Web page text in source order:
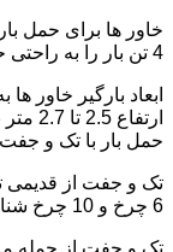
خاور ها برای حمل
4 تن بار را به راحتی حمل میکنند.
ارتفاع 2.5 تا 2.7 متر بار را به راحتی میتوان روی آنها قرار داد.
حمل بار با تک و جفت
تک و جفت از قدیمی
6 چرخ و 10 چرخ شناخته میشوند.